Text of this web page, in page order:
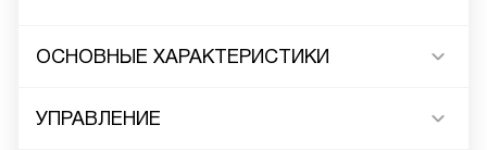
ОСНОВНЫЕ ХАРАКТЕРИСТИКИ
УПРАВЛЕНИЕ